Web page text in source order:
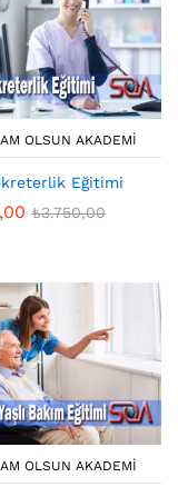
OLSUN AKADEMI
Eğitimi
₺3.750,00
OLSUN AKADEMI